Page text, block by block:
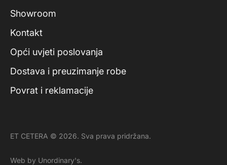
Showroom
Kontakt
Opći uvjeti poslovanja
Dostava i preuzimanje robe
Povrat i reklamacije
ET CETERA © 2026. Sva prava pridržana.
Web by Unordinary's.